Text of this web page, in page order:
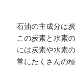
石油の主成分は
この炭素と水素
には炭素や水素
常にたくさんの